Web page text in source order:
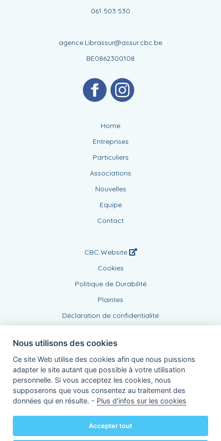
061 503 530
agence.Librassur@assur.cbc.be
BE0862300108
Home
Entreprises
Particuliers
Associations
Nouvelles
Equipe
Contact
CBC Website
Cookies
Politique de Durabilité
Plaintes
Déclaration de confidentialité
Agent lié, BE0862300108
de KBC Assurances sa
3000 Louvain - Belgique
TVA BE 0403.552.563 - RPR Louvain
Nous utilisons des cookies
Ce site Web utilise des cookies afin que nous puissions
adapter le site autant que possible à votre utilisation
personnelle. Si vous acceptez les cookies, nous
supposerons que vous consentez au traitement des
données qui en résulte. - Plus d'infos sur les cookies
Accepter tout